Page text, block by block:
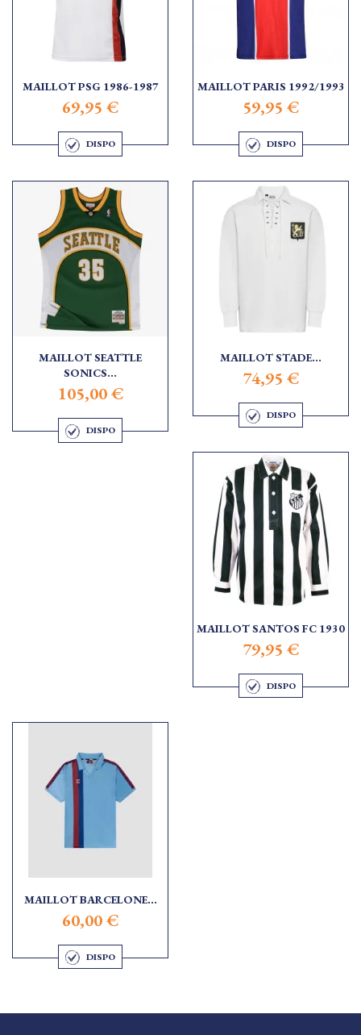
MAILLOT PSG 1986-1987
69,95 €
DISPO
MAILLOT PARIS 1992/1993
59,95 €
DISPO
MAILLOT SEATTLE
SONICS...
105,00 €
DISPO
MAILLOT STADE...
74,95 €
DISPO
MAILLOT SANTOS FC 1930
79,95 €
DISPO
MAILLOT BARCELONE...
60,00 €
DISPO